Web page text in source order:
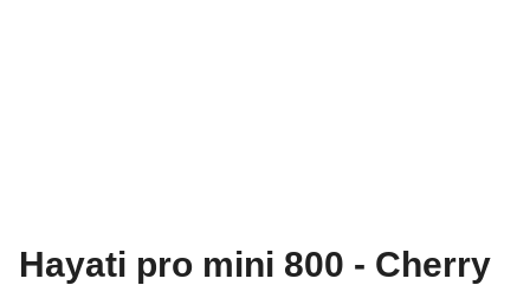
Hayati pro mini 800 - Cherry